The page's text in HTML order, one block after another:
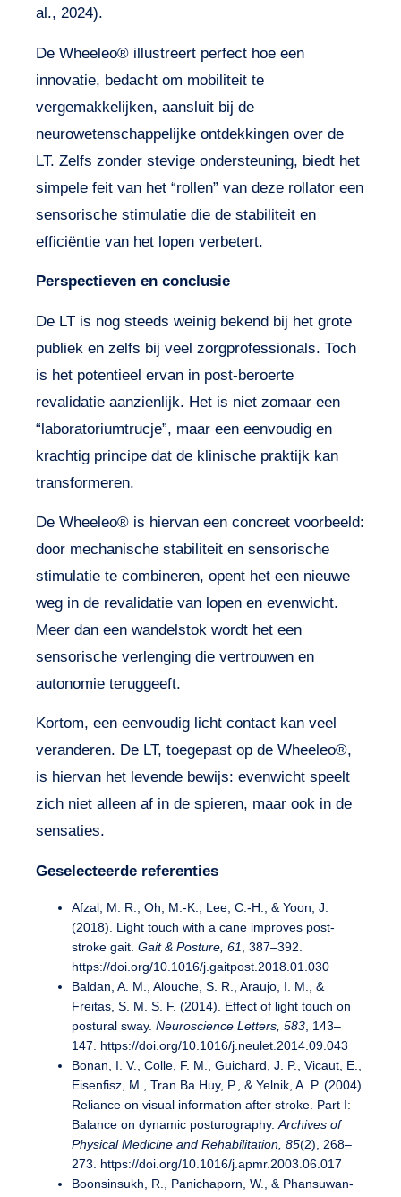
al., 2024).
De Wheeleo® illustreert perfect hoe een
innovatie, bedacht om mobiliteit te
vergemakkelijken, aansluit bij de
neurowetenschappelijke ontdekkingen over de
LT. Zelfs zonder stevige ondersteuning, biedt het
simpele feit van het “rollen” van deze rollator een
sensorische stimulatie die de stabiliteit en
efficiëntie van het lopen verbetert.
Perspectieven en conclusie
De LT is nog steeds weinig bekend bij het grote
publiek en zelfs bij veel zorgprofessionals. Toch
is het potentieel ervan in post-beroerte
revalidatie aanzienlijk. Het is niet zomaar een
“laboratoriumtrucje”, maar een eenvoudig en
krachtig principe dat de klinische praktijk kan
transformeren.
De Wheeleo® is hiervan een concreet voorbeeld:
door mechanische stabiliteit en sensorische
stimulatie te combineren, opent het een nieuwe
weg in de revalidatie van lopen en evenwicht.
Meer dan een wandelstok wordt het een
sensorische verlenging die vertrouwen en
autonomie teruggeeft.
Kortom, een eenvoudig licht contact kan veel
veranderen. De LT, toegepast op de Wheeleo®,
is hiervan het levende bewijs: evenwicht speelt
zich niet alleen af in de spieren, maar ook in de
sensaties.
Geselecteerde referenties
Afzal, M. R., Oh, M.-K., Lee, C.-H., & Yoon, J.
(2018). Light touch with a cane improves post-
stroke gait. Gait & Posture, 61, 387–392.
https://doi.org/10.1016/j.gaitpost.2018.01.030
Baldan, A. M., Alouche, S. R., Araujo, I. M., &
Freitas, S. M. S. F. (2014). Effect of light touch on
postural sway. Neuroscience Letters, 583, 143–
147. https://doi.org/10.1016/j.neulet.2014.09.043
Bonan, I. V., Colle, F. M., Guichard, J. P., Vicaut, E.,
Eisenfisz, M., Tran Ba Huy, P., & Yelnik, A. P. (2004).
Reliance on visual information after stroke. Part I:
Balance on dynamic posturography.Archives of
Physical Medicine and Rehabilitation, 85(2), 268–
273. https://doi.org/10.1016/j.apmr.2003.06.017
Boonsinsukh, R., Panichaporn, W., & Phansuwan-